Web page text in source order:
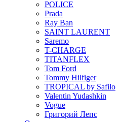
POLICE
Prada
Ray Ban
SAINT LAURENT
Saremo
T-CHARGE
TITANFLEX
Tom Ford
Tommy Hilfiger
TROPICAL by Safilo
Valentin Yudashkin
Vogue
Григорий Лепс